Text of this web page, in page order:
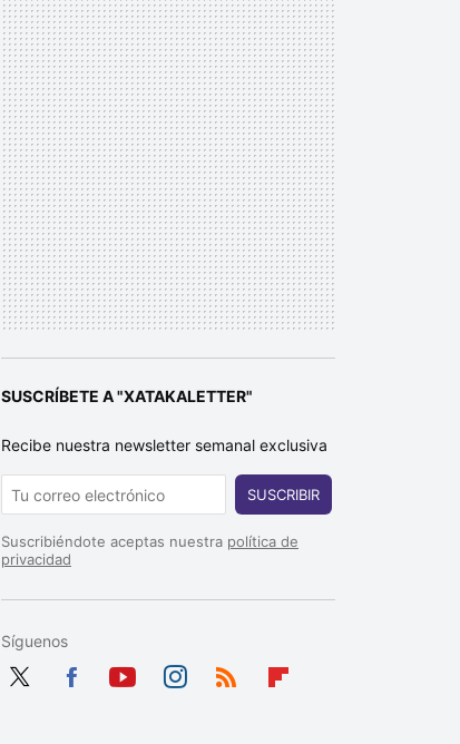
SUSCRÍBETE A "XATAKALETTER"
Recibe nuestra newsletter semanal exclusiva
SUSCRIBIR
Suscribiéndote aceptas nuestra política de
privacidad
Síguenos